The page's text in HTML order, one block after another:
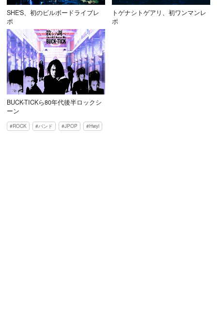
SHE'S、初のビルボードライブレ
ポ
トゲナシトゲアリ、初ワンマンレ
ポ
BUCK-TICKら80年代後半ロックシ
ーン
ROCK バンド JPOP Hwyl